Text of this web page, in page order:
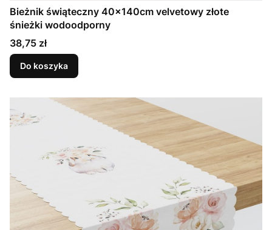
Bieżnik świąteczny 40x140cm velvetowy złote
śnieżki wodoodporny
Cena
38,75 zł
Do koszyka